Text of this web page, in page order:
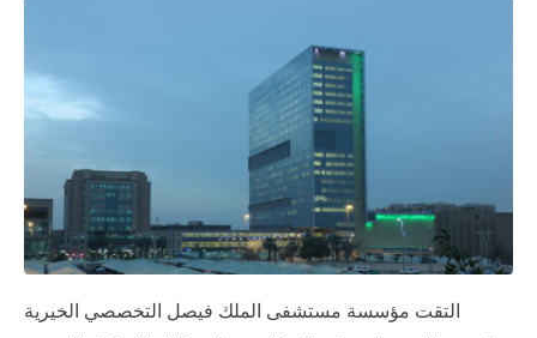
التقت مؤسسة مستشفى الملك فيصل التخصصي الخيرية